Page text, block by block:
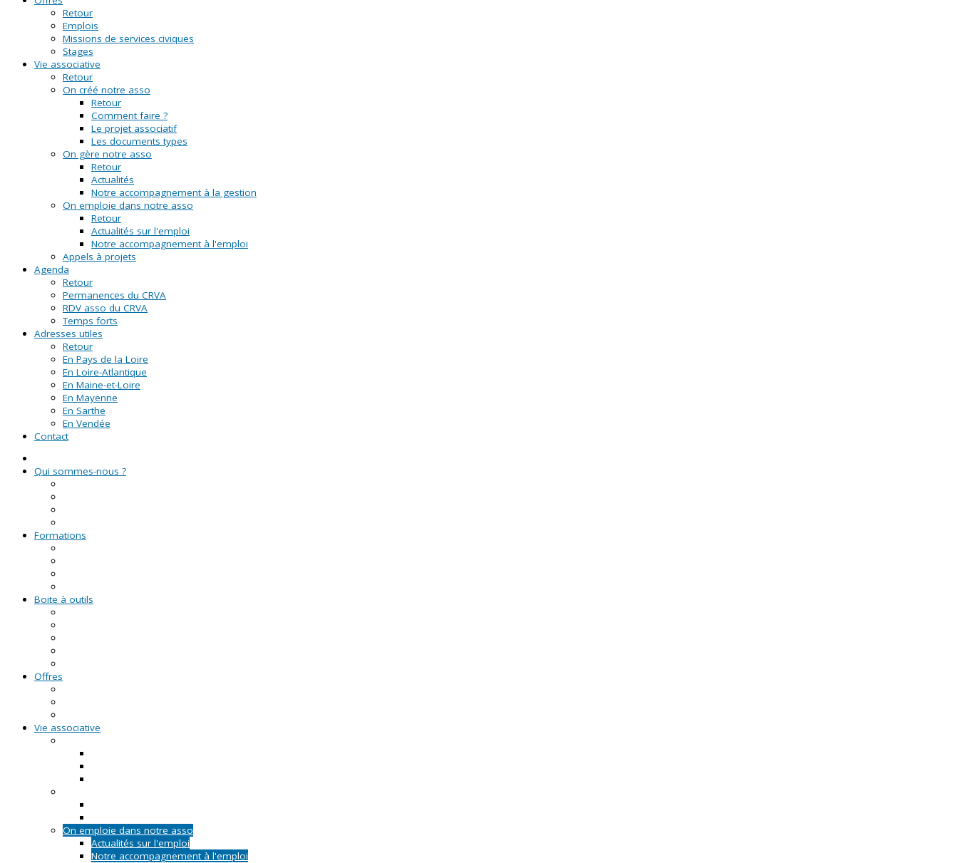
Retour
Emplois
Missions de services civiques
Stages
Vie associative
Retour
On créé notre asso
Retour
Comment faire ?
Le projet associatif
Les documents types
On gère notre asso
Retour
Actualités
Notre accompagnement à la gestion
On emploie dans notre asso
Retour
Actualités sur l'emploi
Notre accompagnement à l'emploi
Appels à projets
Agenda
Retour
Permanences du CRVA
RDV asso du CRVA
Temps forts
Adresses utiles
Retour
En Pays de la Loire
En Loire-Atlantique
En Maine-et-Loire
En Mayenne
En Sarthe
En Vendée
Contact
Qui sommes-nous ?
Formations
Boite à outils
Offres
Vie associative
On emploie dans notre asso
Actualités sur l'emploi
Notre accompagnement à l'emploi